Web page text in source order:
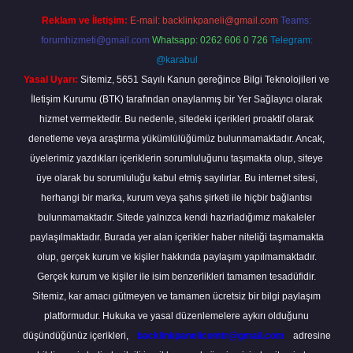
Reklam ve İletişim: E-mail: backlinkpaneli@gmail.com Teams:
forumhizmeti@gmail.com Whatsapp: 0262 606 0 726 Telegram:
@karabul
Yasal Uyarı: Sitemiz, 5651 Sayılı Kanun gereğince Bilgi Teknolojileri ve
İletişim Kurumu (BTK) tarafından onaylanmış bir Yer Sağlayıcı olarak
hizmet vermektedir. Bu nedenle, sitedeki içerikleri proaktif olarak
denetleme veya araştırma yükümlülüğümüz bulunmamaktadır. Ancak,
üyelerimiz yazdıkları içeriklerin sorumluluğunu taşımakta olup, siteye
üye olarak bu sorumluluğu kabul etmiş sayılırlar. Bu internet sitesi,
herhangi bir marka, kurum veya şahıs şirketi ile hiçbir bağlantısı
bulunmamaktadır. Sitede yalnızca kendi hazırladığımız makaleler
paylaşılmaktadır. Burada yer alan içerikler haber niteliği taşımamakta
olup, gerçek kurum ve kişiler hakkında paylaşım yapılmamaktadır.
Gerçek kurum ve kişiler ile isim benzerlikleri tamamen tesadüfidir.
Sitemiz, kar amacı gütmeyen ve tamamen ücretsiz bir bilgi paylaşım
platformudur. Hukuka ve yasal düzenlemelere aykırı olduğunu
düşündüğünüz içerikleri,
backlinkpanelicomtr@gmail.com
adresine